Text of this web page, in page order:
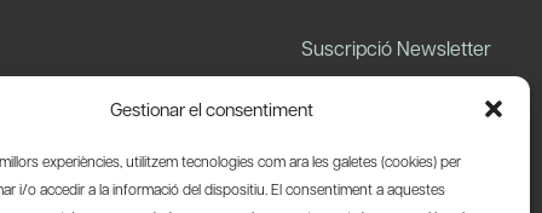
Gestionar el consentiment
experiències, utilitzem tecnologies com ara les galetes (cookies) per
i/o accedir a la informació del dispositiu. El consentiment a aquestes
Suscripció Newsletter
YouTube